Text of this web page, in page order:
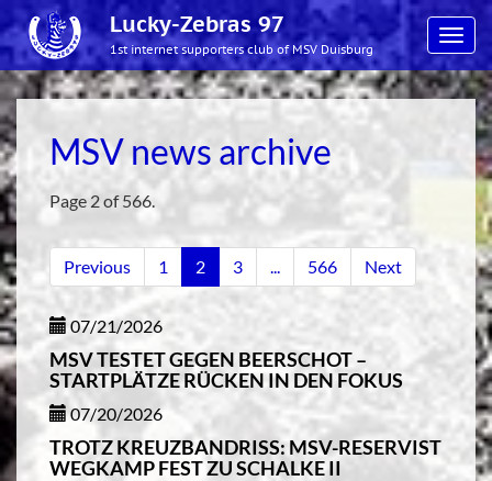
Lucky-Zebras 97
1st internet supporters club of MSV Duisburg
MSV news archive
Page 2 of 566.
Previous 1 2 3 ... 566 Next
07/21/2026
MSV TESTET GEGEN BEERSCHOT –
STARTPLÄTZE RÜCKEN IN DEN FOKUS
07/20/2026
TROTZ KREUZBANDRISS: MSV-RESERVIST
WEGKAMP FEST ZU SCHALKE II